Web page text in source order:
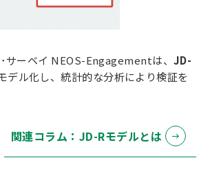
サーベイ NEOS-Engagementは、 JD-
デル化し、統計的な分析により検証を
関連コラム：JD-Rモデルとは